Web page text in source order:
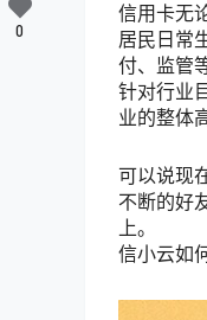
信用卡无
居民日常
付、监管
针对行业
业的整体
可以说现
不断的好
上。
信小云如
0